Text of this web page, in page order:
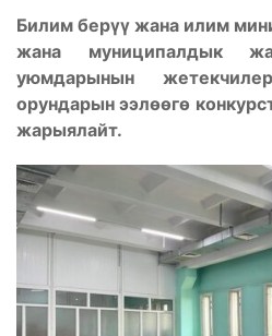
Билим берүү жана илим
жана муниципалдык
уюмдарынын
орундарын ээлөөгө
жарыялайт.